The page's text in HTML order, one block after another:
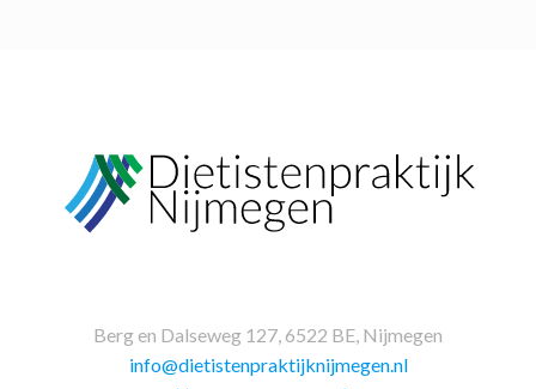
Berg en Dalseweg 127, 6522 BE, Nijmegen
info@dietistenpraktijknijmegen.nl